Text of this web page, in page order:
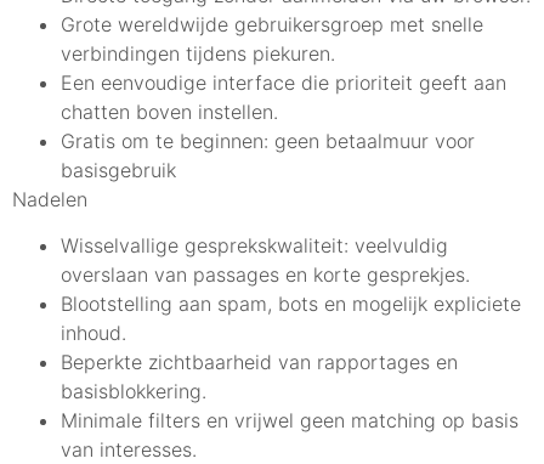
Grote wereldwijde gebruikersgroep met snelle
verbindingen tijdens piekuren.
Een eenvoudige interface die prioriteit geeft aan
chatten boven instellen.
Gratis om te beginnen: geen betaalmuur voor
basisgebruik
Nadelen
Wisselvallige gesprekskwaliteit: veelvuldig
overslaan van passages en korte gesprekjes.
Blootstelling aan spam, bots en mogelijk expliciete
inhoud.
Beperkte zichtbaarheid van rapportages en
basisblokkering.
Minimale filters en vrijwel geen matching op basis
van interesses.